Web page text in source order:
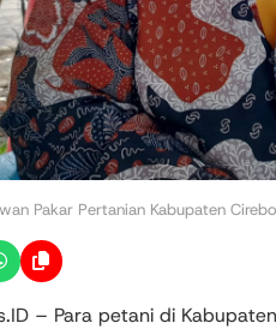
Pakar Pertanian Kabupaten
– Para petani di